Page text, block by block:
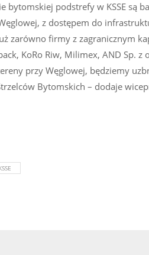
bytomskiej podstrefy w KSSE są
z dostępem do
zarówno firmy z zagranicznym
KoRo Riw, Milimex, AND Sp. z
przy Węglowej, będziemy
Bytomskich – dodaje